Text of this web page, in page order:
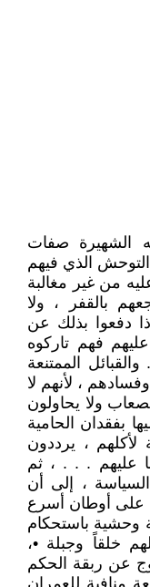
الشهيرة صفات
الذي فيهم
من غير مغالبة
بالقفر ، ولا
دفعوا بذلك عن
فهم تاركوه
الممتنعة
، لأنهم لا
ولا يحاولون
بفقدان الحامية
، يرددون
عليهم . . . ، ثم
السياسة ، إلى أن
على أوطان أسرع
وحشية باستحكام
خلقاً وجبلة •،
عن ربقة الحكم